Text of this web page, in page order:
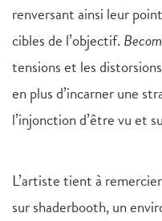
renversant ainsi leur
cibles de l’objectif.
tensions et les
en plus d’incarner une
l’injonction d’être vu et
L’artiste tient à
sur shaderbooth, un